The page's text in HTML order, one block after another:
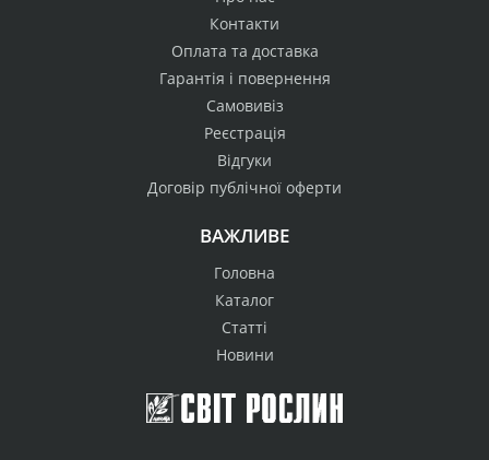
Контакти
Оплата та доставка
Гарантія і повернення
Самовивіз
Реєстрація
Відгуки
Договір публічної оферти
ВАЖЛИВЕ
Головна
Каталог
Статті
Новини